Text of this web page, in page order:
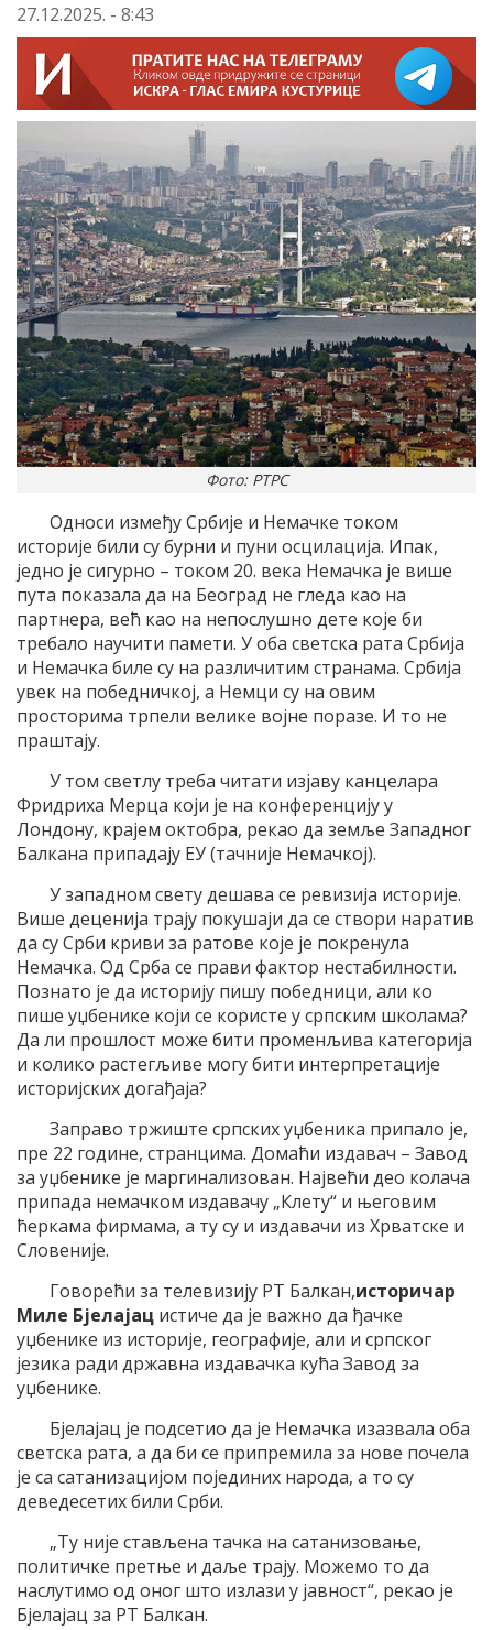
27.12.2025. - 8:43
Фото: РТРС
Односи између Србије и Немачке током
историје били су бурни и пуни осцилација. Ипак,
једно је сигурно – током 20. века Немачка је више
пута показала да на Београд не гледа као на
партнера, већ као на непослушно дете које би
требало научити памети. У оба светска рата Србија
и Немачка биле су на различитим странама. Србија
увек на победничкој, а Немци су на овим
просторима трпели велике војне поразе. И то не
праштају.
У том светлу треба читати изјаву канцелара
Фридриха Мерца који је на конференцију у
Лондону, крајем октобра, рекао да земље Западног
Балкана припадају ЕУ (тачније Немачкој).
У западном свету дешава се ревизија историје.
Више деценија трају покушаји да се створи наратив
да су Срби криви за ратове које је покренула
Немачка. Од Срба се прави фактор нестабилности.
Познато је да историју пишу победници, али ко
пише уџбенике који се користе у српским школама?
Да ли прошлост може бити променљива категорија
и колико растегљиве могу бити интерпретације
историјских догађаја?
Заправо тржиште српских уџбеника припало је,
пре 22 године, странцима. Домаћи издавач – Завод
за уџбенике је маргинализован. Највећи део колача
припада немачком издавачу „Клету“ и његовим
ћеркама фирмама, а ту су и издавачи из Хрватске и
Словеније.
Говорећи за телевизију РТ Балкан,историчар
Миле Бјелајац истиче да је важно да ђачке
уџбенике из историје, географије, али и српског
језика ради државна издавачка кућа Завод за
уџбенике.
Бјелајац је подсетио да је Немачка изазвала оба
светска рата, а да би се припремила за нове почела
је са сатанизацијом појединих народа, а то су
деведесетих били Срби.
„Ту није стављена тачка на сатанизовање,
политичке претње и даље трају. Можемо то да
наслутимо од оног што излази у јавност“, рекао је
Бјелајац за РТ Балкан.